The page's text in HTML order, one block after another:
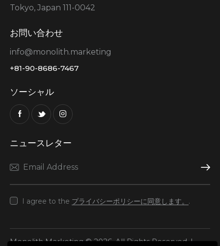
Tokyo, Japan 111-0042
お問い合わせ
info@monolith.marketing
+81-90-8686-7467
ソーシャル
ニュースレター
I agree to the プライバシーポリシーに同意します。 .
Monolith Marketing © 2026. All Rights Reserved. |